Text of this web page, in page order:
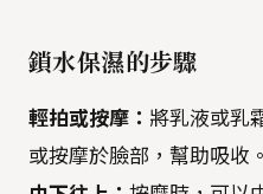
鎖水保濕的步驟
輕拍或按摩： 將乳液或乳
或按摩於臉部，幫助吸收。